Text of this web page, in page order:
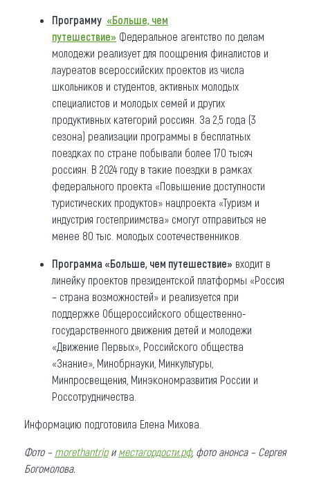
Программу «Больше, чем
путешествие» Федеральное агентство по делам
молодежи реализует для поощрения финалистов и
лауреатов всероссийских проектов из числа
школьников и студентов, активных молодых
специалистов и молодых семей и других
продуктивных категорий россиян. За 2,5 года (3
сезона) реализации программы в бесплатных
поездках по стране побывали более 170 тысяч
россиян. В 2024 году в такие поездки в рамках
федерального проекта «Повышение доступности
туристических продуктов» нацпроекта «Туризм и
индустрия гостеприимства» смогут отправиться не
менее 80 тыс. молодых соотечественников.
Программа «Больше, чем путешествие» входит в
линейку проектов президентской платформы «Россия
– страна возможностей» и реализуется при
поддержке Общероссийского общественно-
государственного движения детей и молодежи
«Движение Первых», Российского общества
«Знание», Минобрнауки, Минкультуры,
Минпросвещения, Минэкономразвития России и
Россотрудничества.
Информацию подготовила Елена Михова.
Фото – morethantripи местагордости.рф, фото анонса – Сергея
Богомолова.